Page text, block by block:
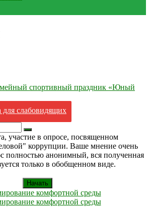
спортивный праздник «Юный
для слабовидящих
Искать
участие в опросе, посвященном
коррупции. Ваше мнение очень
полностью анонимный, вся полученная
только в обобщенном виде.
Начать